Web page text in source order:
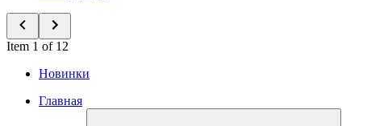
Item 1 of 12
Новинки
Главная